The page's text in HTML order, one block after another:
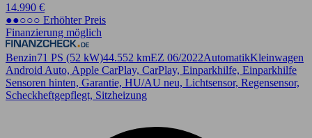
14.990 €
●●○○○ Erhöhter Preis
Finanzierung möglich
Benzin71 PS (52 kW)44.552 kmEZ 06/2022AutomatikKleinwagen
Android Auto, Apple CarPlay, CarPlay, Einparkhilfe, Einparkhilfe
Sensoren hinten, Garantie, HU/AU neu, Lichtsensor, Regensensor,
Scheckheftgepflegt, Sitzheizung